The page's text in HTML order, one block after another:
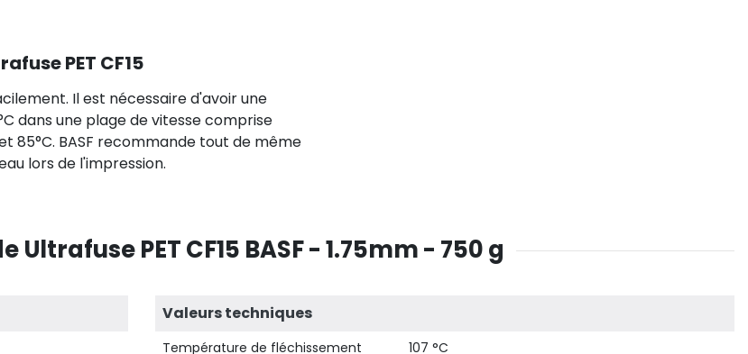
PET CF15
Il est nécessaire d'avoir une
dans une plage de vitesse comprise
85°C. BASF recommande tout de même
lors de l'impression.
PET CF15 BASF - 1.75mm - 750 g
Valeurs techniques
Température de fléchissement
107 °C